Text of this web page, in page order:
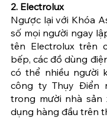
2. Electrolux
Ngược lại với Khóa
số mọi người ngay
tên Electrolux trên
bếp, các đồ dùng
có thể nhiều người
công ty Thụy Điển
trong mười nhà sản
dụng hàng đầu trên